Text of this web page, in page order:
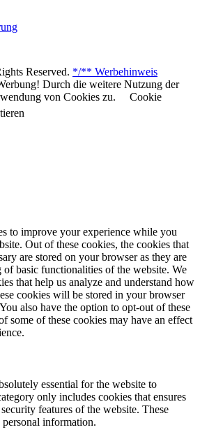
Reserved. */** Werbehinweis
Durch die weitere Nutzung der
von Cookies zu.
Cookie
to improve your experience while you
Out of these cookies, the cookies that
are stored on your browser as they are
basic functionalities of the website. We
that help us analyze and understand how
cookies will be stored in your browser
also have the option to opt-out of these
some of these cookies may have an effect
essential for the website to
only includes cookies that ensures
features of the website. These
information.